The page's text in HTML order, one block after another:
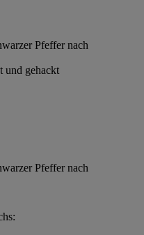
Pfeffer nach
und gehackt
Pfeffer nach